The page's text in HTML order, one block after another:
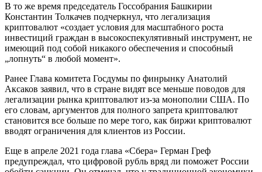
В то же время председатель Госсобрания Башкирии
Константин Толкачев подчеркнул, что легализация
криптовалют «создает условия для масштабного роста
инвестиций граждан в высокоспекулятивный инструмент, не
имеющий под собой никакого обеспечения и способный
„лопнуть“ в любой момент».
Ранее Глава комитета Госдумы по финрынку Анатолий
Аксаков заявил, что в стране видят все меньше поводов для
легализации рынка криптовалют из-за монополии США. По
его словам, аргументов для полного запрета криптовалют
становится все больше по мере того, как биржи криптовалют
вводят ограничения для клиентов из России.
Еще в апреле 2021 года глава «Сбера» Герман Греф
предупреждал, что цифровой рубль вряд ли поможет России